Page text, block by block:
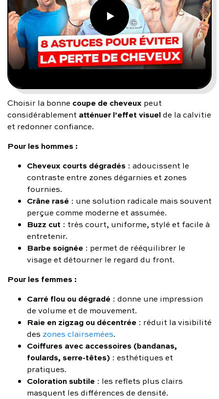
Choisir la bonne coupe de cheveux peut
considérablement atténuer l’effet visuelde la calvitie
et redonner confiance.
Pour les hommes :
Cheveux courts dégradés : adoucissent le
contraste entre zones dégarnies et zones
fournies.
Crâne rasé : une solution radicale mais souvent
perçue comme moderne et assumée.
Buzz cut : très court, uniforme, stylé et facile à
entretenir.
Barbe soignée : permet de rééquilibrer le
visage et détourner le regard du front.
Pour les femmes :
Carré flou ou dégradé : donne une impression
de volume et de mouvement.
Raie en zigzag ou décentrée : réduit la visibilité
des zones clairsemées.
Coiffures avec accessoires (bandanas,
foulards, serre-têtes) : esthétiques et
pratiques.
Coloration subtile : les reflets plus clairs
masquent les différences de densité.